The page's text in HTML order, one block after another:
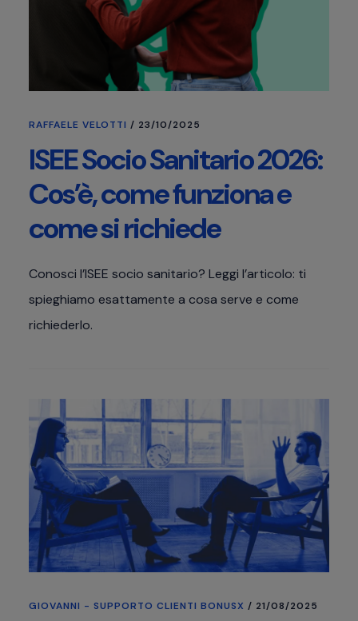
RAFFAELE VELOTTI / 23/10/2025
ISEE Socio Sanitario 2026:
Cos’è, come funziona e
come si richiede
Conosci l’ISEE socio sanitario? Leggi l’articolo: ti
spieghiamo esattamente a cosa serve e come
richiederlo.
GIOVANNI - SUPPORTO CLIENTI BONUSX / 21/08/2025